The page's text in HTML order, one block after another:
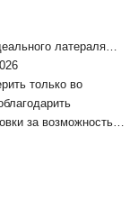
латераля…
только во
за возможность…